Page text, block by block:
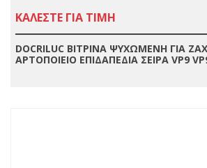
ΚΑΛΕΣΤΕ ΓΙΑ ΤΙΜΗ
DOCRILUC ΒΙΤΡΙΝΑ ΨΥΧΩΜΕΝΗ ΓΙΑ
ΑΡΤΟΠΟΙΕΙΟ ΕΠΙΔΑΠΕΔΙΑ ΣΕΙΡΑ VP9